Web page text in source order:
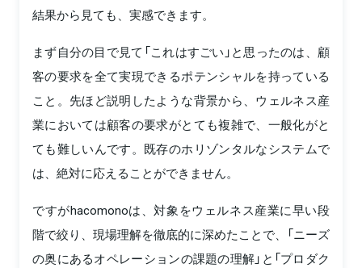
結果から見ても、実感できます。
まず自分の目で見て「これはすごい」と思ったのは、顧
客の要求を全て実現できるポテンシャルを持っている
こと。先ほど説明したような背景から、ウェルネス産
業においては顧客の要求がとても複雑で、一般化がと
ても難しいんです。既存のホリゾンタルなシステムで
は、絶対に応えることができません。
ですがhacomonoは、対象をウェルネス産業に早い段
階で絞り、現場理解を徹底的に深めたことで、「ニーズ
の奥にあるオペレーションの課題の理解」と「プロダク